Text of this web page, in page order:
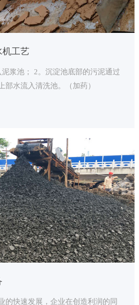
机工艺
浆池； 2。沉淀池底部的污泥通过
部水流入清洗池。（加药）
的快速发展，企业在创造利润的同